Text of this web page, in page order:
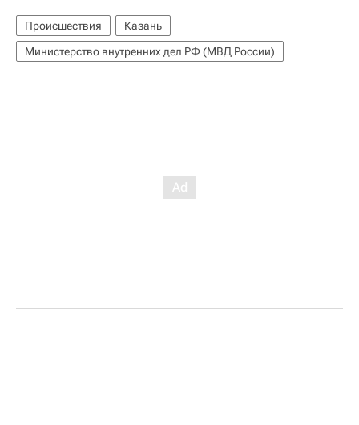
Происшествия
Казань
Министерство внутренних дел РФ (МВД России)